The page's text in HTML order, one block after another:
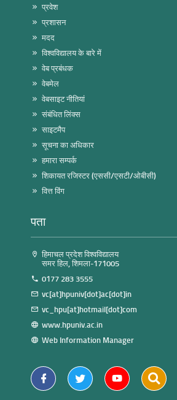
प्रवेश
प्रशासन
मदद
विश्वविद्यालय के बारे में
वेब प्रबंधक
वेबमेल
वेबसाइट नीतियां
संबंधित लिंक्स
साइटमैप
सूचना का अधिकार
हमारा सम्पर्क
शिकायत रजिस्टर (एससी/एसटी/ओबीसी)
वित्त विंग
पता
हिमाचल प्रदेश विश्वविद्यालय
समर हिल, शिमला-171005
0177 283 3555
vc[at]hpuniv[dot]ac[dot]in
vc_hpu[at]hotmail[dot]com
www.hpuniv.ac.in
Web Information Manager